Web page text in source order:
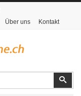
Über uns Kontakt